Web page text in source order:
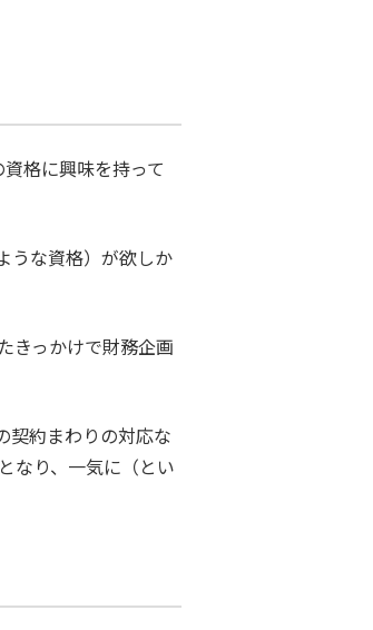
格に興味を持って
うな資格）が欲しか
きっかけで財務企画
契約まわりの対応な
なり、一気に（とい